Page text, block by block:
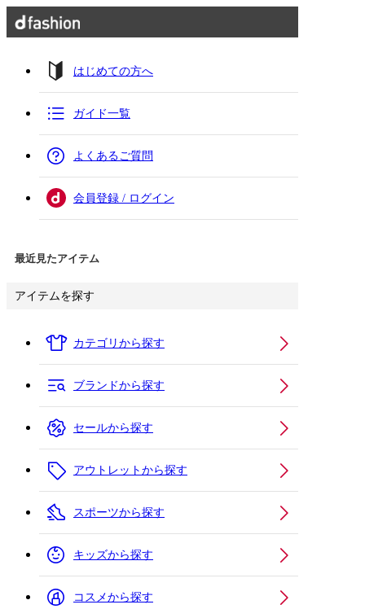
はじめての方へ
ガイド一覧
よくあるご質問
会員登録 / ログイン
最近見たアイテム
アイテムを探す
カテゴリから探す
ブランドから探す
セールから探す
アウトレットから探す
スポーツから探す
キッズから探す
コスメから探す